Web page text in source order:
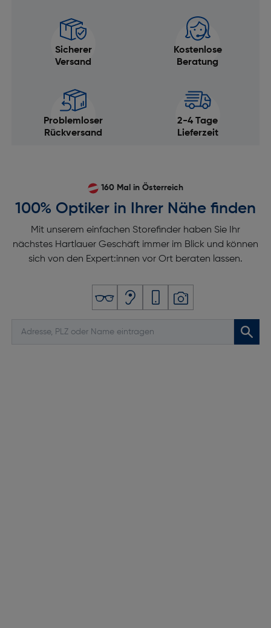
Sicherer
Versand
Kostenlose
Beratung
Problemloser
Rückversand
2-4 Tage
Lieferzeit
160 Mal in Österreich
100% Optiker in Ihrer Nähe finden
Mit unserem einfachen Storefinder haben Sie Ihr
nächstes Hartlauer Geschäft immer im Blick und können
sich von den Expert:innen vor Ort beraten lassen.